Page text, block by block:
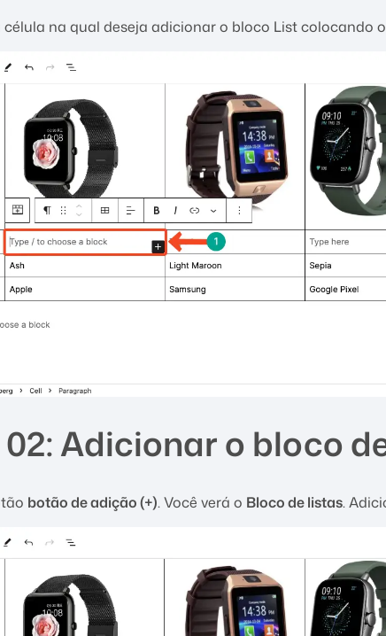
célula na qual deseja adicionar o bloco List colocando
Adicionar o bloco
botão de adição (+). Você verá o Bloco de listas.